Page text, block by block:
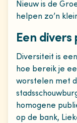
Nieuw is de
helpen zo’n
Een divers
Diversiteit is
hoe bereik je
worstelen met
homogene
op de bank,